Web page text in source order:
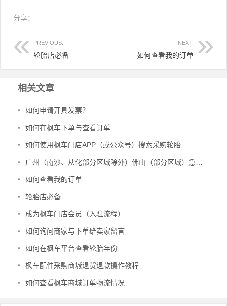
分享：
PREVIOUS:
轮胎店必备
NEXT:
如何查看我的订单
文章导航
相关文章
• 如何申请开具发票？
• 如何在枫车下单与查看订单
• 如何使用枫车门店APP（或公众号）搜索采购轮胎
• 广州（南沙、从化部分区域除外）佛山（部分区域）急配配送班次及到货时间表
• 如何查看我的订单
• 轮胎店必备
• 成为枫车门店会员（入驻流程）
• 如何询问商家与下单给卖家留言
• 如何在枫车平台查看轮胎年份
• 枫车配件采购商城退货退款操作教程
• 如何查看枫车商城订单物流情况